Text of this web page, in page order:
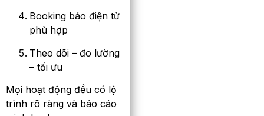
Booking báo điện tử
phù hợp
Theo dõi – đo lường
– tối ưu
Mọi hoạt động đều có lộ
trình rõ ràng và báo cáo